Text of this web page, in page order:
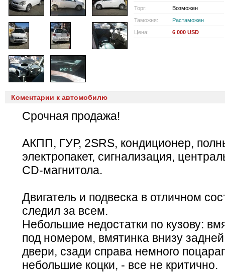
Торг:
Возможен
Таможня:
Растаможен
Цена:
6 000 USD
Коментарии к автомобилю
Срочная продажа!
АКПП, ГУР, 2SRS, кондиционер,
электропакет, сигнализация,
CD-магнитола.
Двигатель и подвеска в отличном
следил за всем.
Небольшие недостатки по кузову:
под номером, вмятинка внизу
двери, сзади справа немного
небольшие коцки, - все не критично.